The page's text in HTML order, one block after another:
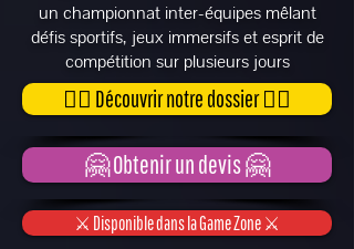
un championnat inter-équipes mêlant
défis sportifs, jeux immersifs et esprit de
compétition sur plusieurs jours
👉🏽 Découvrir notre dossier 👈🏽
🤗 Obtenir un devis 🤗
⚔️ Disponible dans la Game Zone ⚔️